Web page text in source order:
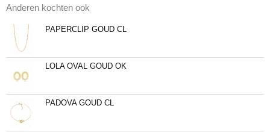
Anderen kochten ook
PAPERCLIP GOUD CL
LOLA OVAL GOUD OK
PADOVA GOUD CL